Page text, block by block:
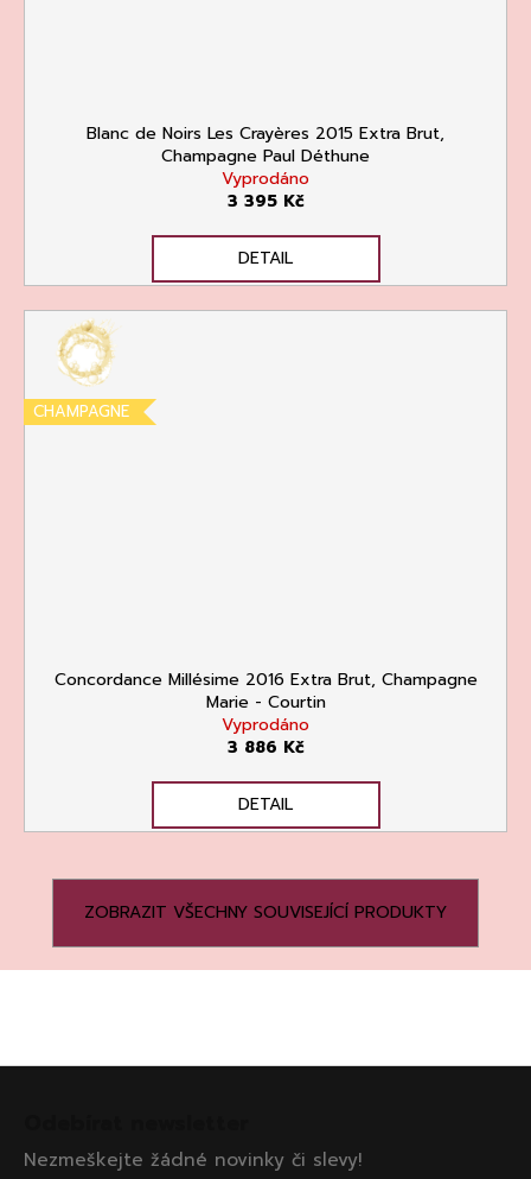
Blanc de Noirs Les Crayères 2015 Extra Brut,
Champagne Paul Déthune
Vyprodáno
3 395 Kč
DETAIL
CHAMPAGNE
Concordance Millésime 2016 Extra Brut, Champagne
Marie - Courtin
Vyprodáno
3 886 Kč
DETAIL
ZOBRAZIT VŠECHNY SOUVISEJÍCÍ PRODUKTY
Z
Nezmeškejte žádné novinky či slevy!